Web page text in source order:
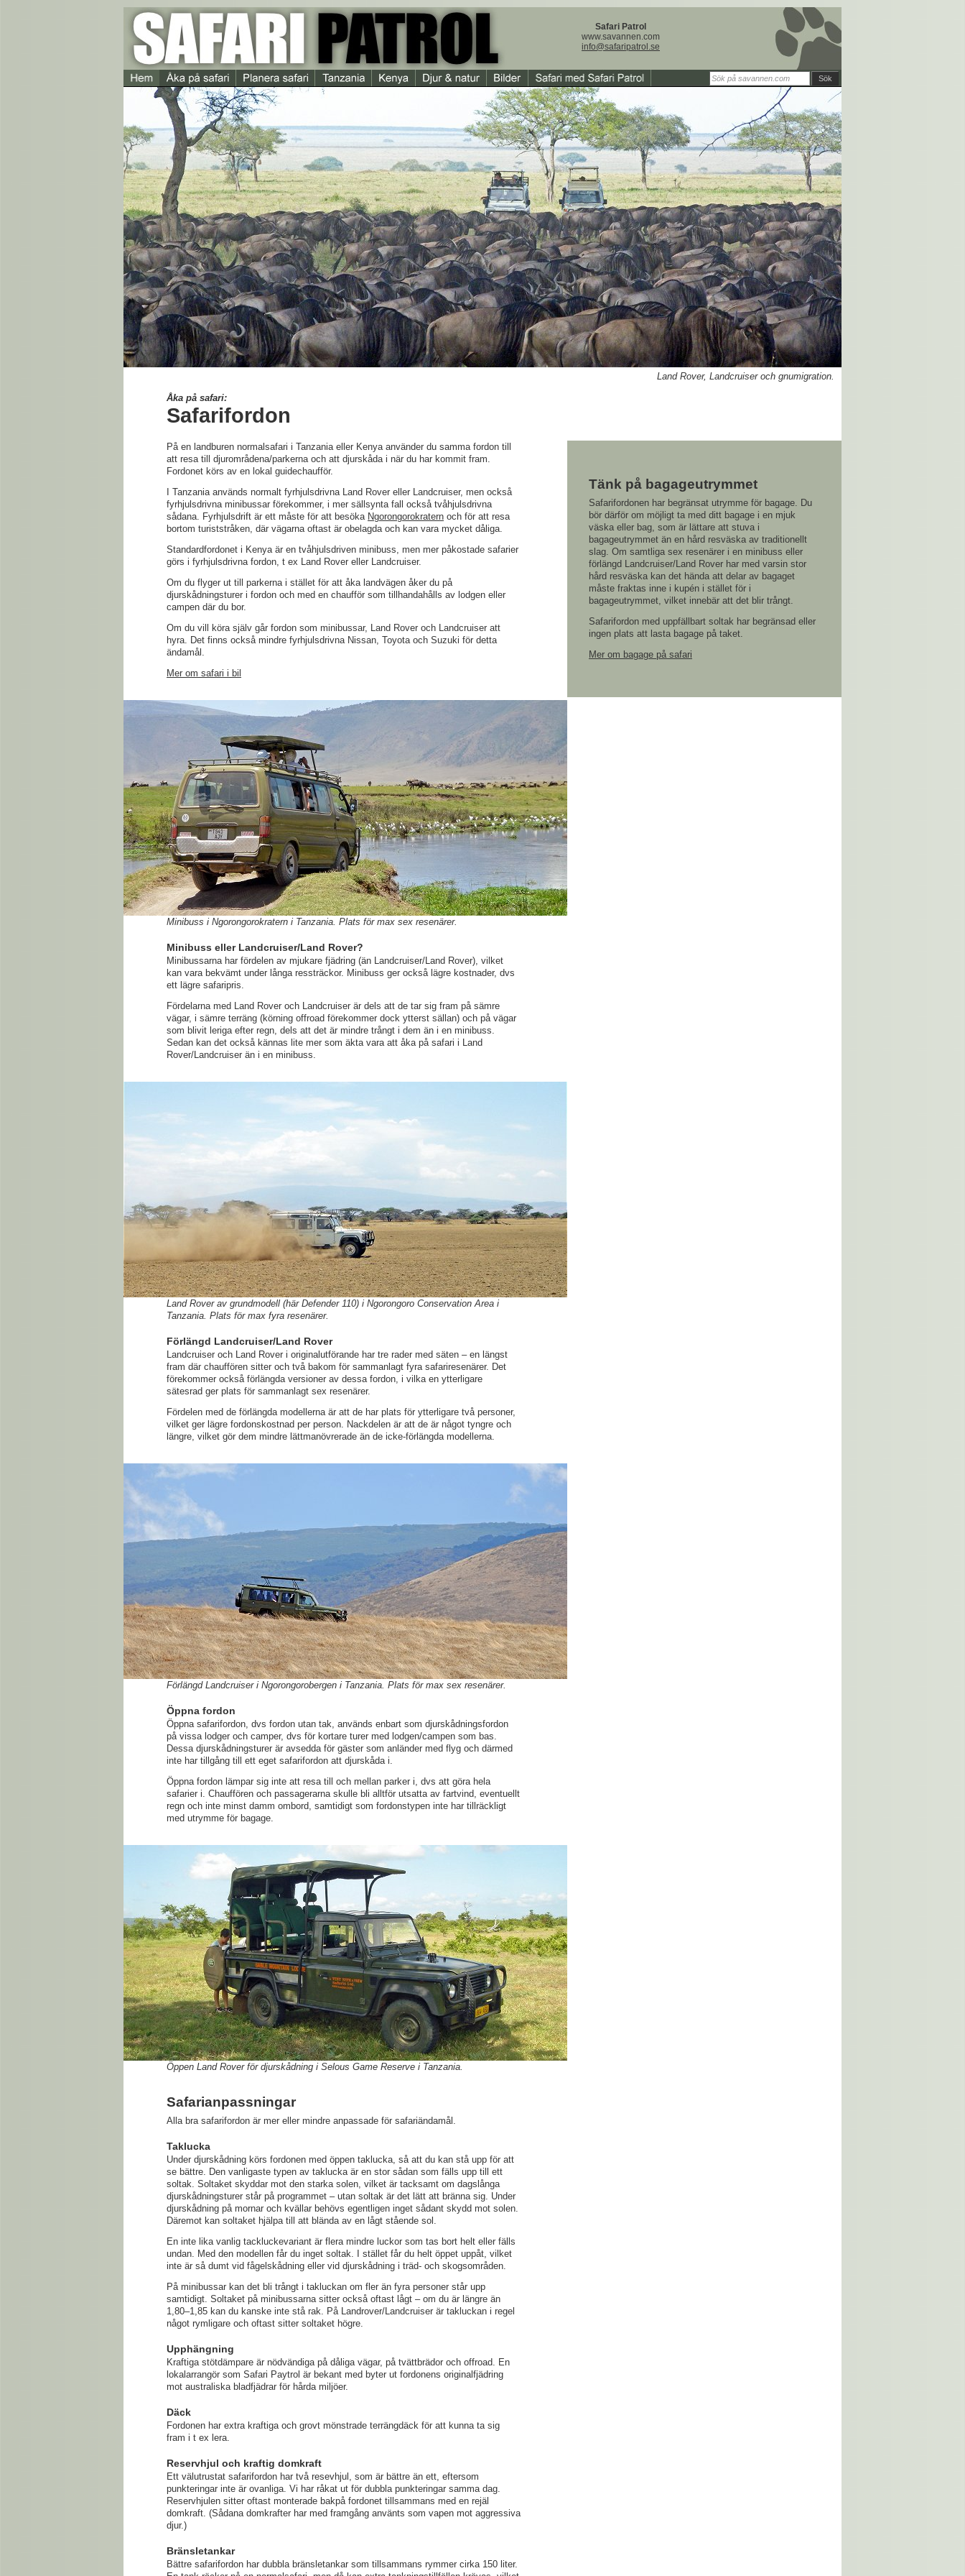
Safari Patrol
www.savannen.com
info@safaripatrol.se
Sök
Land Rover, Landcruiser och gnumigration.
Åka på safari:
Safarifordon
På en landburen normalsafari i Tanzania eller Kenya använder du samma fordon till
att resa till djurområdena/parkerna och att djurskåda i när du har kommit fram.
Fordonet körs av en lokal guidechaufför.
I Tanzania används normalt fyrhjulsdrivna Land Rover eller Landcruiser, men också
fyrhjulsdrivna minibussar förekommer, i mer sällsynta fall också tvåhjulsdrivna
sådana. Fyrhjulsdrift är ett måste för att besöka Ngorongorokratern och för att resa
bortom turiststråken, där vägarna oftast är obelagda och kan vara mycket dåliga.
Standardfordonet i Kenya är en tvåhjulsdriven minibuss, men mer påkostade safarier
görs i fyrhjulsdrivna fordon, t ex Land Rover eller Landcruiser.
Om du flyger ut till parkerna i stället för att åka landvägen åker du på
djurskådningsturer i fordon och med en chaufför som tillhandahålls av lodgen eller
campen där du bor.
Om du vill köra själv går fordon som minibussar, Land Rover och Landcruiser att
hyra. Det finns också mindre fyrhjulsdrivna Nissan, Toyota och Suzuki för detta
ändamål.
Mer om safari i bil
Minibuss i Ngorongorokratern i Tanzania. Plats för max sex resenärer.
Minibuss eller Landcruiser/Land Rover?
Minibussarna har fördelen av mjukare fjädring (än Landcruiser/Land Rover), vilket
kan vara bekvämt under långa ressträckor. Minibuss ger också lägre kostnader, dvs
ett lägre safaripris.
Fördelarna med Land Rover och Landcruiser är dels att de tar sig fram på sämre
vägar, i sämre terräng (körning offroad förekommer dock ytterst sällan) och på vägar
som blivit leriga efter regn, dels att det är mindre trångt i dem än i en minibuss.
Sedan kan det också kännas lite mer som äkta vara att åka på safari i Land
Rover/Landcruiser än i en minibuss.
Land Rover av grundmodell (här Defender 110) i Ngorongoro Conservation Area i
Tanzania. Plats för max fyra resenärer.
Förlängd Landcruiser/Land Rover
Landcruiser och Land Rover i originalutförande har tre rader med säten – en längst
fram där chauffören sitter och två bakom för sammanlagt fyra safariresenärer. Det
förekommer också förlängda versioner av dessa fordon, i vilka en ytterligare
sätesrad ger plats för sammanlagt sex resenärer.
Fördelen med de förlängda modellerna är att de har plats för ytterligare två personer,
vilket ger lägre fordonskostnad per person. Nackdelen är att de är något tyngre och
längre, vilket gör dem mindre lättmanövrerade än de icke-förlängda modellerna.
Förlängd Landcruiser i Ngorongorobergen i Tanzania. Plats för max sex resenärer.
Öppna fordon
Öppna safarifordon, dvs fordon utan tak, används enbart som djurskådningsfordon
på vissa lodger och camper, dvs för kortare turer med lodgen/campen som bas.
Dessa djurskådningsturer är avsedda för gäster som anländer med flyg och därmed
inte har tillgång till ett eget safarifordon att djurskåda i.
Öppna fordon lämpar sig inte att resa till och mellan parker i, dvs att göra hela
safarier i. Chauffören och passagerarna skulle bli alltför utsatta av fartvind, eventuellt
regn och inte minst damm ombord, samtidigt som fordonstypen inte har tillräckligt
med utrymme för bagage.
Öppen Land Rover för djurskådning i Selous Game Reserve i Tanzania.
Safarianpassningar
Alla bra safarifordon är mer eller mindre anpassade för safariändamål.
Taklucka
Under djurskådning körs fordonen med öppen taklucka, så att du kan stå upp för att
se bättre. Den vanligaste typen av taklucka är en stor sådan som fälls upp till ett
soltak. Soltaket skyddar mot den starka solen, vilket är tacksamt om dagslånga
djurskådningsturer står på programmet – utan soltak är det lätt att bränna sig. Under
djurskådning på mornar och kvällar behövs egentligen inget sådant skydd mot solen.
Däremot kan soltaket hjälpa till att blända av en lågt stående sol.
En inte lika vanlig tackluckevariant är flera mindre luckor som tas bort helt eller fälls
undan. Med den modellen får du inget soltak. I stället får du helt öppet uppåt, vilket
inte är så dumt vid fågelskådning eller vid djurskådning i träd- och skogsområden.
På minibussar kan det bli trångt i takluckan om fler än fyra personer står upp
samtidigt. Soltaket på minibussarna sitter också oftast lågt – om du är längre än
1,80–1,85 kan du kanske inte stå rak. På Landrover/Landcruiser är takluckan i regel
något rymligare och oftast sitter soltaket högre.
Upphängning
Kraftiga stötdämpare är nödvändiga på dåliga vägar, på tvättbrädor och offroad. En
lokalarrangör som Safari Paytrol är bekant med byter ut fordonens originalfjädring
mot australiska bladfjädrar för hårda miljöer.
Däck
Fordonen har extra kraftiga och grovt mönstrade terrängdäck för att kunna ta sig
fram i t ex lera.
Reservhjul och kraftig domkraft
Ett välutrustat safarifordon har två resevhjul, som är bättre än ett, eftersom
punkteringar inte är ovanliga. Vi har råkat ut för dubbla punkteringar samma dag.
Reservhjulen sitter oftast monterade bakpå fordonet tillsammans med en rejäl
domkraft. (Sådana domkrafter har med framgång använts som vapen mot aggressiva
djur.)
Bränsletankar
Bättre safarifordon har dubbla bränsletankar som tillsammans rymmer cirka 150 liter.
Tänk på bagageutrymmet
Safarifordonen har begränsat utrymme för bagage. Du
bör därför om möjligt ta med ditt bagage i en mjuk
väska eller bag, som är lättare att stuva i
bagageutrymmet än en hård resväska av traditionellt
slag. Om samtliga sex resenärer i en minibuss eller
förlängd Landcruiser/Land Rover har med varsin stor
hård resväska kan det hända att delar av bagaget
måste fraktas inne i kupén i stället för i
bagageutrymmet, vilket innebär att det blir trångt.
Safarifordon med uppfällbart soltak har begränsad eller
ingen plats att lasta bagage på taket.
Mer om bagage på safari